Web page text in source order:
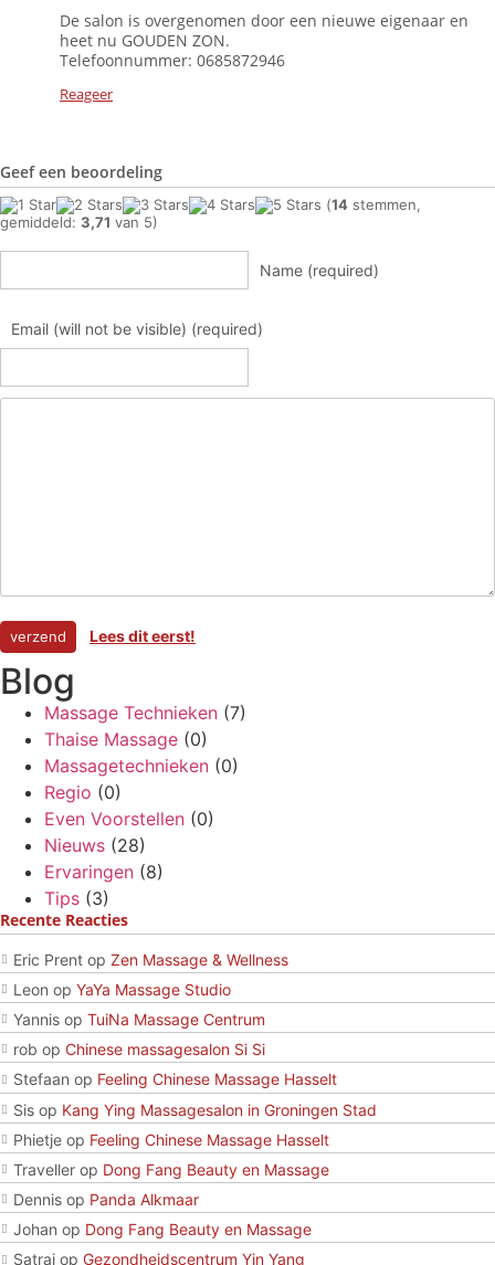
De salon is overgenomen door een nieuwe eigenaar en
heet nu GOUDEN ZON.
Telefoonnummer: 0685872946
Reageer
Geef een beoordeling
(14 stemmen,
gemiddeld: 3,71 van 5)
Name (required)
Email (will not be visible) (required)
Lees dit eerst!
Blog
Massage Technieken (7)
Thaise Massage (0)
Massagetechnieken (0)
Regio (0)
Even Voorstellen (0)
Nieuws (28)
Ervaringen (8)
Tips (3)
Recente Reacties
Eric Prent op Zen Massage & Wellness
Leon op YaYa Massage Studio
Yannis op TuiNa Massage Centrum
rob op Chinese massagesalon Si Si
Stefaan op Feeling Chinese Massage Hasselt
Sis op Kang Ying Massagesalon in Groningen Stad
Phietje op Feeling Chinese Massage Hasselt
Traveller op Dong Fang Beauty en Massage
Dennis op Panda Alkmaar
Johan op Dong Fang Beauty en Massage
Satrai op Gezondheidscentrum Yin Yang